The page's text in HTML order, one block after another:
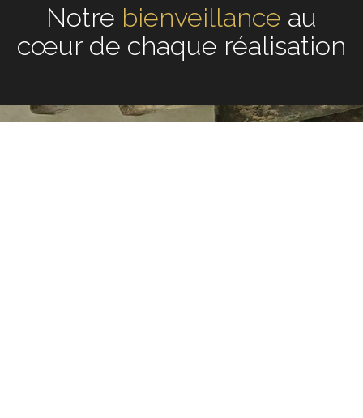
Notreécouteau cœur de
chaque réalisation